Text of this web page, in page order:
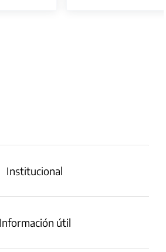
Institucional
Información útil